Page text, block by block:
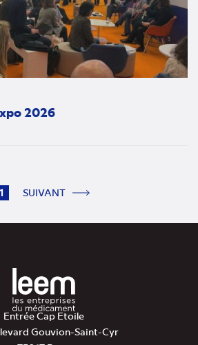
2026
Page
1 SUIVANT
Entrée Cap Etoile
Gouvion-Saint-Cyr